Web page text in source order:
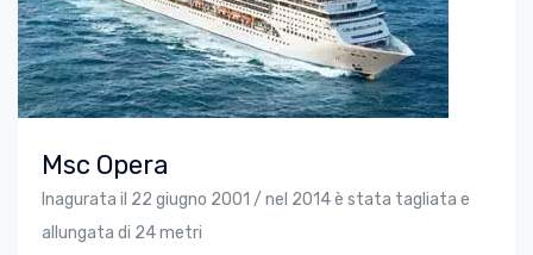
Msc Opera
Inagurata il 22 giugno 2001 / nel 2014 è stata tagliata e
allungata di 24 metri